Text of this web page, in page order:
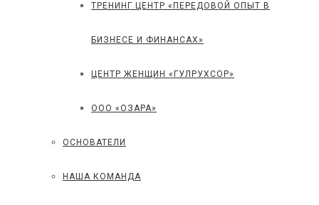
ТРЕНИНГ ЦЕНТР «ПЕРЕДОВОЙ ОПЫТ В
БИЗНЕСЕ И ФИНАНСАХ»
ЦЕНТР ЖЕНЩИН «ГУЛРУХСОР»
ООО «ОЗАРА»
ОСНОВАТЕЛИ
НАША КОМАНДА